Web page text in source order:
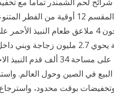
الزيتون البكر المقسم 12
طازج مطحون 4 ملاعق طعام
بركاني ويمتد على
بوقت محدود،